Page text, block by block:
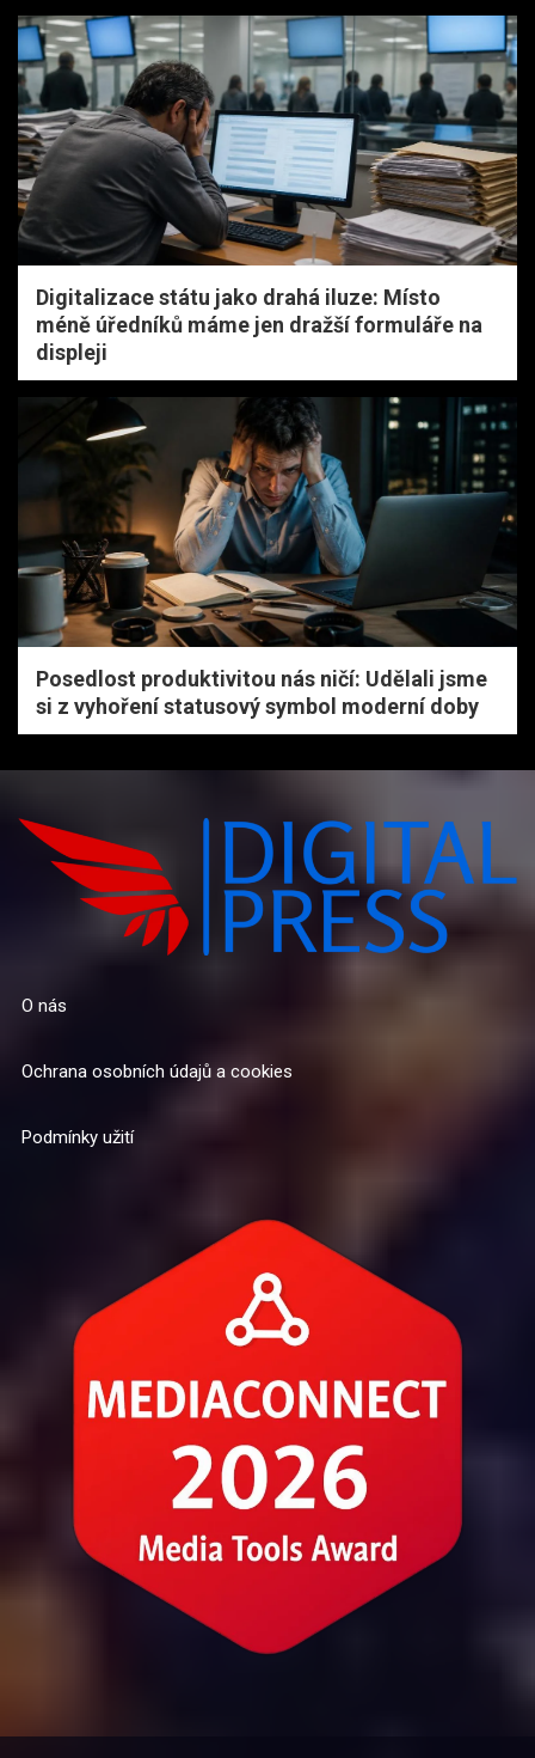
Digitalizace státu jako drahá iluze: Místo
méně úředníků máme jen dražší formuláře na
displeji
Posedlost produktivitou nás ničí: Udělali jsme
si z vyhoření statusový symbol moderní doby
O nás
Ochrana osobních údajů a cookies
Podmínky užití